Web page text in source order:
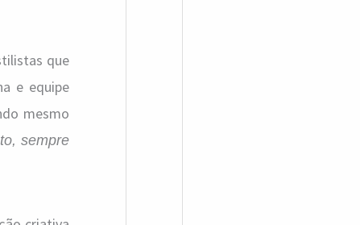
que
e equipe
mesmo
sempre